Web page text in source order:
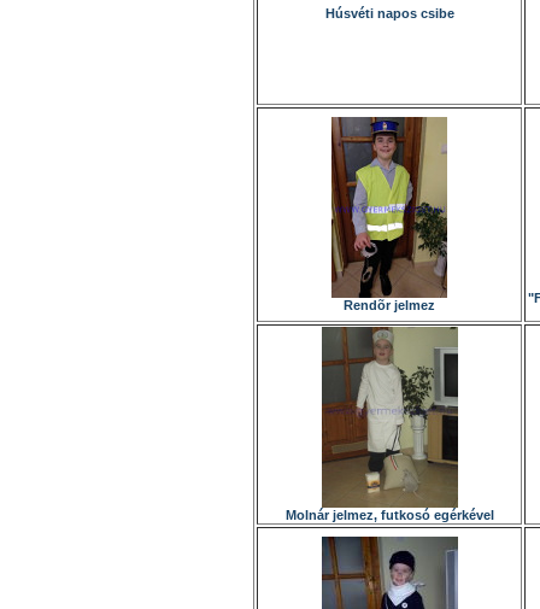
Húsvéti napos csibe
Rendõr jelmez
Molnár jelmez, futkosó egérkével